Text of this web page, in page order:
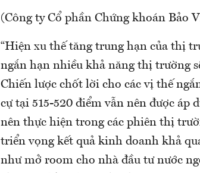
(Công ty Cổ phần Chứng khoán Bảo
“Hiện xu thế tăng trung hạn của thị
ngắn hạn nhiều khả năng thị trường
Chiến lược chốt lời cho các vị thế
cự tại 515-520 điểm vẫn nên được
nên thực hiện trong các phiên thị
triển vọng kết quả kinh doanh khả
như mở room cho nhà đầu tư nước